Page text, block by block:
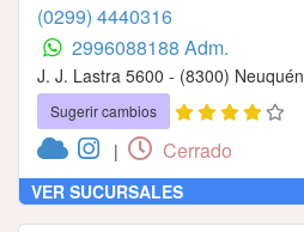
(0299) 4440316
2996088188 Adm.
J. J. Lastra 5600 - (8300) Neuquén
Sugerir cambios
| Cerrado
VER SUCURSALES